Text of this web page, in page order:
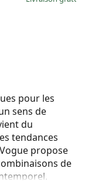
pour les
sens de
du
tendances
propose
de